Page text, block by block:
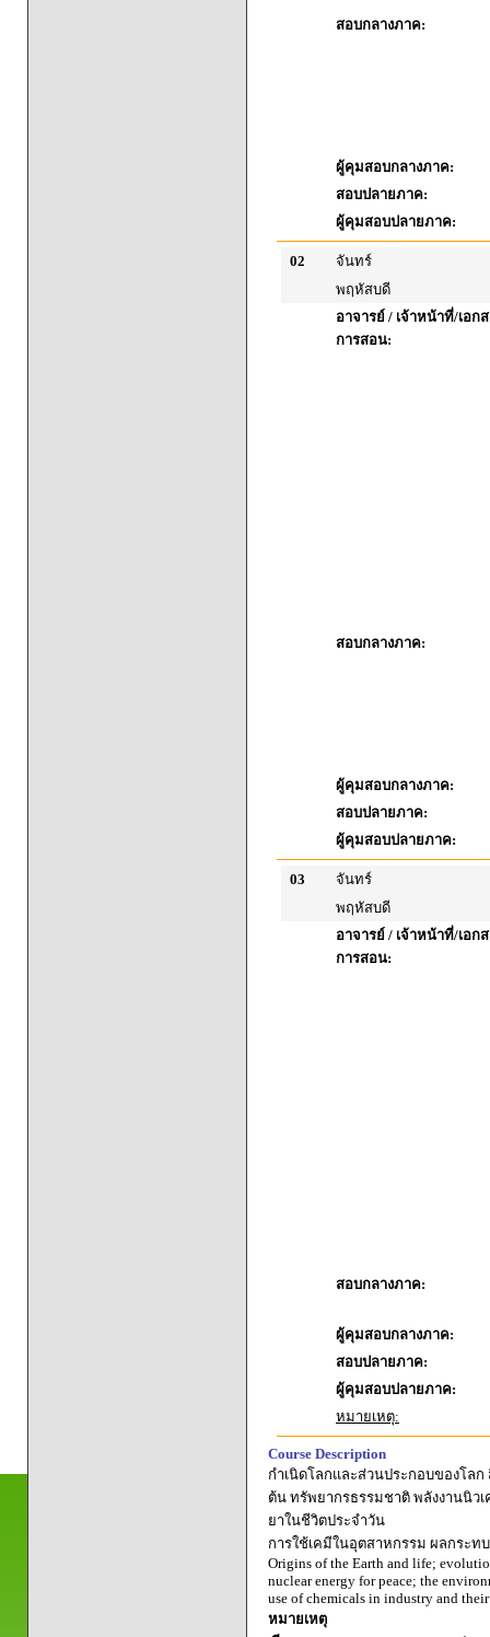
สอบกลางภาค:
ผู้คุมสอบกลางภาค:
สอบปลายภาค:
ผู้คุมสอบปลายภาค:
02
จันทร์
พฤหัสบดี
อาจารย์ / เจ้าหน้าที่/เอก
การสอน:
สอบกลางภาค:
ผู้คุมสอบกลางภาค:
สอบปลายภาค:
ผู้คุมสอบปลายภาค:
03
จันทร์
พฤหัสบดี
อาจารย์ / เจ้าหน้าที่/เอก
การสอน:
สอบกลางภาค:
ผู้คุมสอบกลางภาค:
สอบปลายภาค:
ผู้คุมสอบปลายภาค:
หมายเหตุ:
Course Description
กำเนิดโลกและส่วนประกอบของโล
ต้น ทรัพยากรธรรมชาติ พลังงานนิว
ยาในชีวิตประจำวัน
การใช้เคมีในอุตสาหกรรม ผลกระ
Origins of the Earth and life;
nuclear energy for peace; the
use of chemicals in industry and
หมายเหตุ